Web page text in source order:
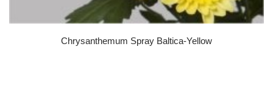
Chrysanthemum Spray Baltica-Yellow